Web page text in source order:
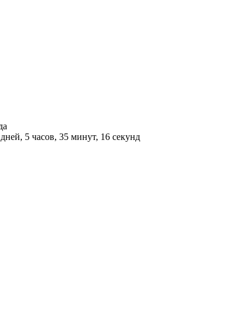
5 часов, 35 минут, 15 секунд